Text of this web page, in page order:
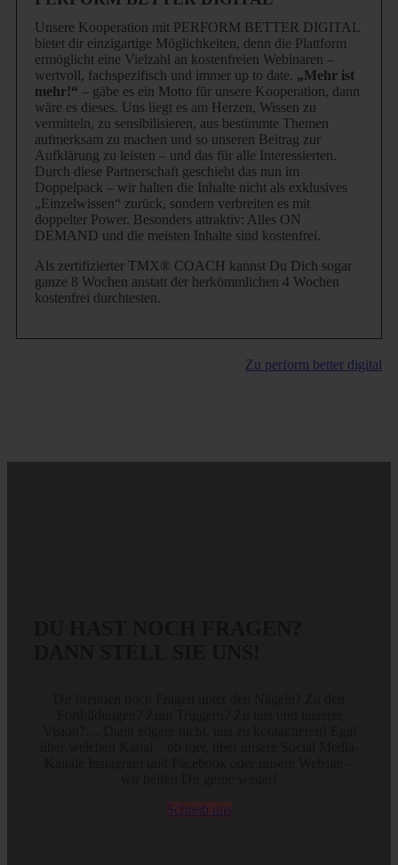
Unsere Kooperation mit PERFORM BETTER DIGITAL
bietet dir einzigartige Möglichkeiten, denn die Plattform
ermöglicht eine Vielzahl an kostenfreien Webinaren –
wertvoll, fachspezifisch und immer up to date. „Mehr ist
mehr!“ – gäbe es ein Motto für unsere Kooperation, dann
wäre es dieses. Uns liegt es am Herzen, Wissen zu
vermitteln, zu sensibilisieren, aus bestimmte Themen
aufmerksam zu machen und so unseren Beitrag zur
Aufklärung zu leisten – und das für alle Interessierten.
Durch diese Partnerschaft geschieht das nun im
Doppelpack – wir halten die Inhalte nicht als exklusives
„Einzelwissen“ zurück, sondern verbreiten es mit
doppelter Power. Besonders attraktiv: Alles ON
DEMAND und die meisten Inhalte sind kostenfrei.
Als zertifizierter TMX® COACH kannst Du Dich sogar
ganze 8 Wochen anstatt der herkömmlichen 4 Wochen
kostenfrei durchtesten.
Zu perform better digital
Schreib uns